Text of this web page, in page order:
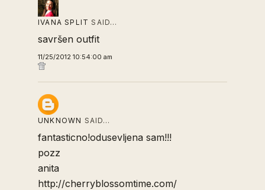
IVANA SPLIT SAID…
savršen outfit
11/25/2012 10:54:00 am
UNKNOWN SAID…
fantasticno!odusevljena sam!!!
pozz
anita
http://cherryblossomtime.com/